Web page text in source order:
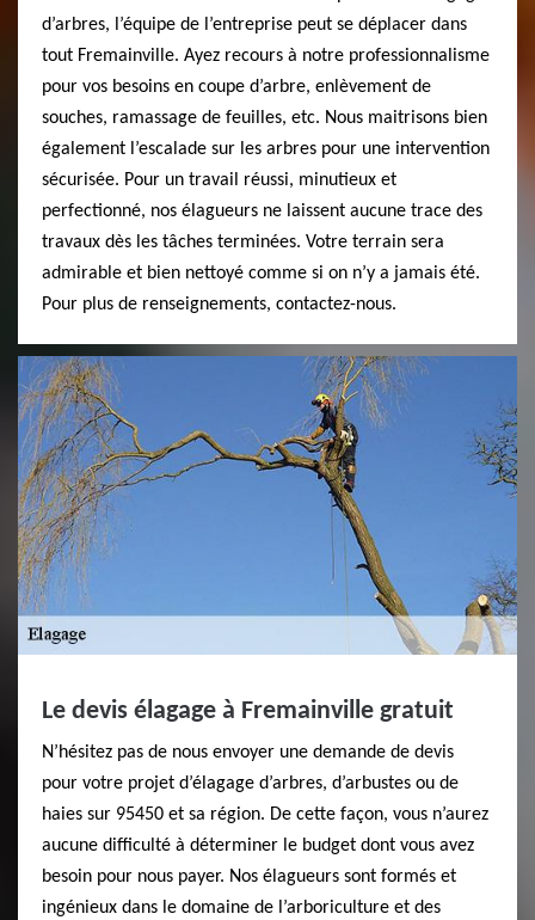
d’arbres, l’équipe de l’entreprise peut se déplacer dans
tout Fremainville. Ayez recours à notre professionnalisme
pour vos besoins en coupe d’arbre, enlèvement de
souches, ramassage de feuilles, etc. Nous maitrisons bien
également l’escalade sur les arbres pour une intervention
sécurisée. Pour un travail réussi, minutieux et
perfectionné, nos élagueurs ne laissent aucune trace des
travaux dès les tâches terminées. Votre terrain sera
admirable et bien nettoyé comme si on n’y a jamais été.
Pour plus de renseignements, contactez-nous.
Le devis élagage à Fremainville gratuit
N’hésitez pas de nous envoyer une demande de devis
pour votre projet d’élagage d’arbres, d’arbustes ou de
haies sur 95450 et sa région. De cette façon, vous n’aurez
aucune difficulté à déterminer le budget dont vous avez
besoin pour nous payer. Nos élagueurs sont formés et
ingénieux dans le domaine de l’arboriculture et des